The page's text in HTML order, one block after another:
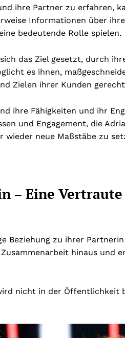
ihre Partner zu erfahren,
Informationen über
bedeutende Rolle spielen.
das Ziel gesetzt, durch
es ihnen,
Zielen ihrer Kunden
ihre Fähigkeiten und ihr
und Engagement, die
neue Maßstäbe zu
– Eine
Beziehung zu ihrer
hinaus und
nicht in der Öffentlichkeit